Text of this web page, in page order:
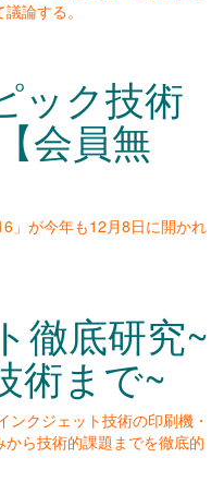
論する。
ック技術
会員無
」が今年も12月8日に開かれ
徹底研究~
術まで~
ンクジェット技術の印刷機・
ら技術的課題までを徹底的